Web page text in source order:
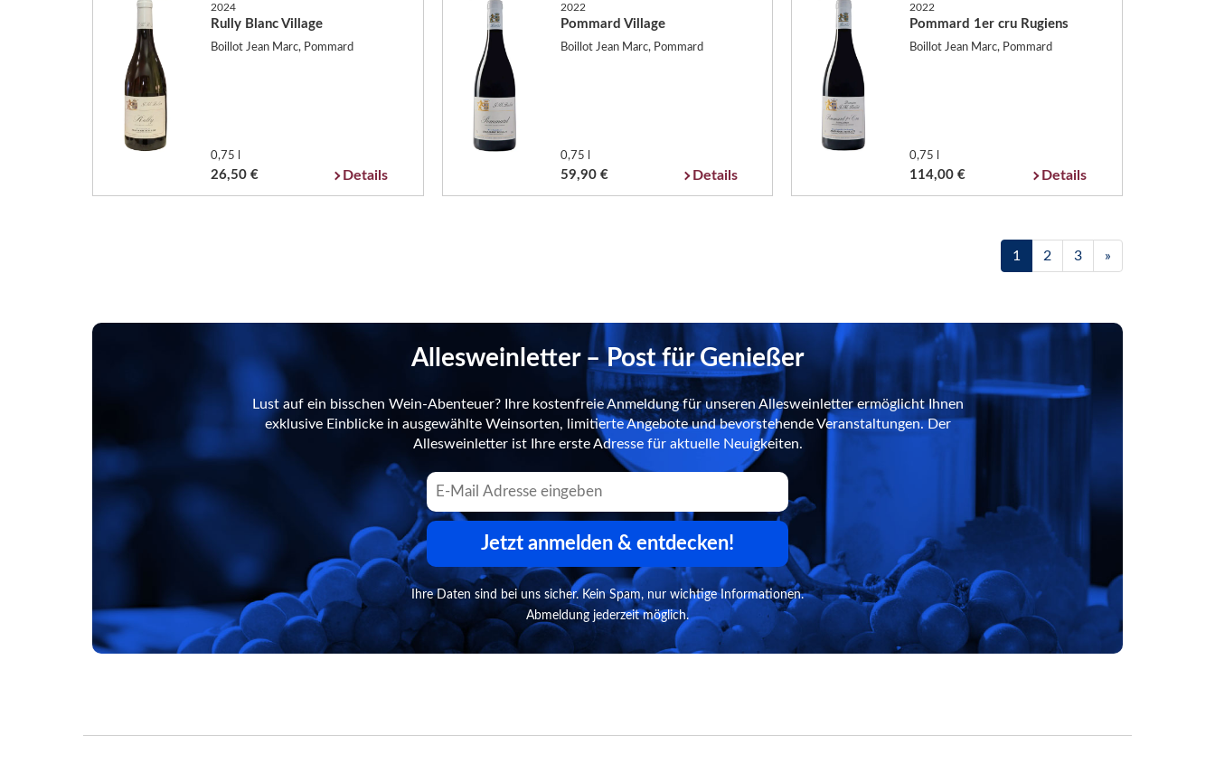
2024
Rully Blanc Village
Boillot Jean Marc, Pommard
0,75 l
26,50 € Details
2022
Pommard Village
Boillot Jean Marc, Pommard
0,75 l
59,90 € Details
2022
Pommard 1er cru Rugiens
Boillot Jean Marc, Pommard
0,75 l
114,00 € Details
1 2 3 »
Allesweinletter – Post für Genießer
Lust auf ein bisschen Wein-Abenteuer? Ihre kostenfreie Anmeldung für unseren Allesweinletter ermöglicht Ihnen
exklusive Einblicke in ausgewählte Weinsorten, limitierte Angebote und bevorstehende Veranstaltungen. Der
Allesweinletter ist Ihre erste Adresse für aktuelle Neuigkeiten.
Jetzt anmelden & entdecken!
Ihre Daten sind bei uns sicher. Kein Spam, nur wichtige Informationen.
Abmeldung jederzeit möglich.